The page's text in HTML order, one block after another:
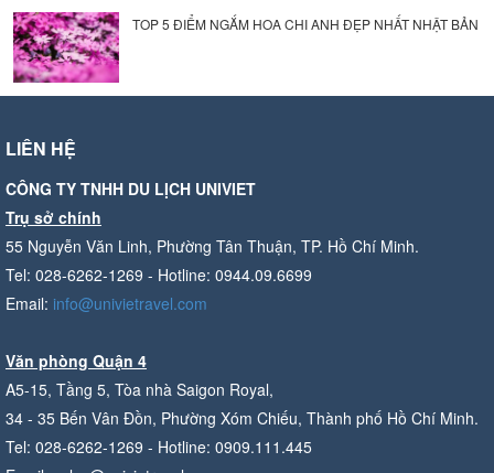
TOP 5 ĐIỂM NGẮM HOA CHI ANH ĐẸP NHẤT NHẬT BẢN
LIÊN HỆ
CÔNG TY TNHH DU LỊCH UNIVIET
Trụ sở chính
55 Nguyễn Văn Linh, Phường Tân Thuận, TP. Hồ Chí Minh.
Tel: 028-6262-1269 - Hotline: 0944.09.6699
Email: info@univietravel.com
Văn phòng Quận 4
A5-15, Tầng 5, Tòa nhà Saigon Royal,
34 - 35 Bến Vân Đồn, Phường Xóm Chiếu, Thành phố Hồ Chí Minh.
Tel: 028-6262-1269 - Hotline: 0909.111.445